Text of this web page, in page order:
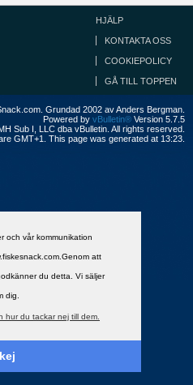
och vår kommunikation
att
du detta. Vi säljer
dig.
hur du tackar nej till dem.
HJÄLP
KONTAKTA OSS
COOKIEPOLICY
GÅ TILL TOPPEN
Grundad 2002 av Anders Bergman.
Powered by vBulletin® Version 5.7.5
Sub I, LLC dba vBulletin. All rights reserved.
GMT+1. This page was generated at 13:23.